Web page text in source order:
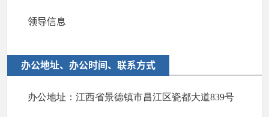
领导信息
办公地址、办公时间、联系方式
办公地址：江西省景德镇市昌江区瓷都大道839号